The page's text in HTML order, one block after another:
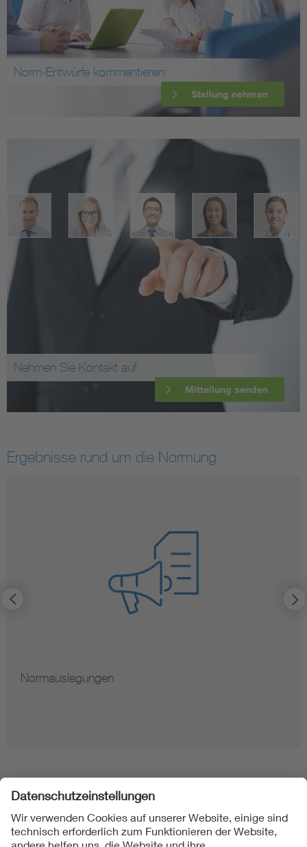
Norm-Entwürfe kommentieren
Stellung nehmen
Nehmen Sie Kontakt auf
Mitteilung senden
Ergebnisse rund um die Normung
Normauslegungen
Folgen Sie uns